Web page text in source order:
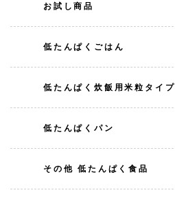
お試し商品
低たんぱくごはん
低たんぱく炊飯用米粒タイプ
低たんぱくパン
その他 低たんぱく食品